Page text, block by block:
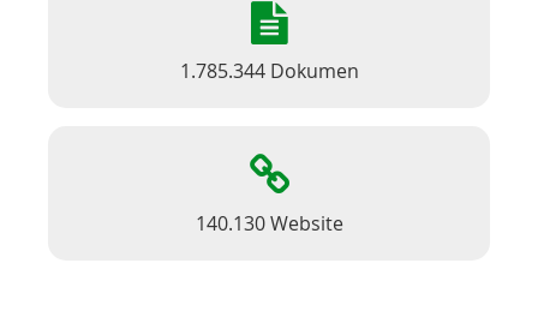
1.785.344 Dokumen
140.130 Website